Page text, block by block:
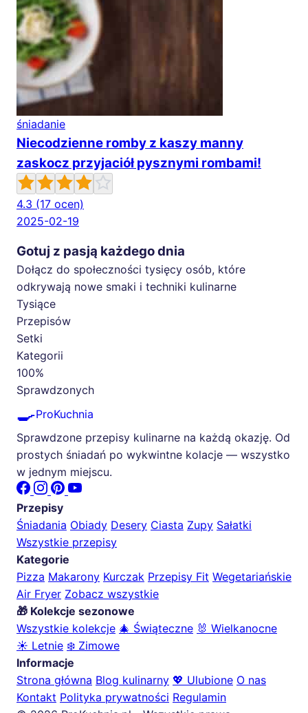
śniadanie
Niecodzienne romby z kaszy manny
zaskocz przyjaciół pysznymi rombami!
4.3 (17 ocen)
2025-02-19
Gotuj z pasją każdego dnia
Dołącz do społeczności tysięcy osób, które
odkrywają nowe smaki i techniki kulinarne
Tysiące
Przepisów
Setki
Kategorii
100%
Sprawdzonych
🍳ProKuchnia
Sprawdzone przepisy kulinarne na każdą okazję. Od
prostych śniadań po wykwintne kolacje — wszystko
w jednym miejscu.
Przepisy
Śniadania Obiady Desery Ciasta Zupy Sałatki
Wszystkie przepisy
Kategorie
Pizza Makarony Kurczak Przepisy Fit Wegetariańskie
Air Fryer Zobacz wszystkie
🎁 Kolekcje sezonowe
Wszystkie kolekcje 🎄 Świąteczne 🐰 Wielkanocne
☀️ Letnie ❄️ Zimowe
Informacje
Strona główna Blog kulinarny 💖 Ulubione O nas
Kontakt Polityka prywatności Regulamin